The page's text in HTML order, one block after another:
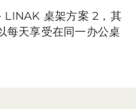
桌架方案 2，其
每天享受在同一办公桌